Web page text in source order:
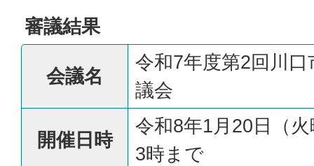
審議結果
会議名
令和7年度第2回川
議会
開催日時
令和8年1月20日（
3時まで